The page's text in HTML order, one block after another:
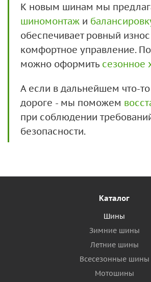
К новым шинам мы
шиномонтаж и
обеспечивает ровный
комфортное управление.
можно оформить сезонное
А если в дальнейшем что-то
дороге - мы поможем
при соблюдении
безопасности.
Каталог
Шины
Зимние шины
Летние шины
Всесезонные шины
Мотошины